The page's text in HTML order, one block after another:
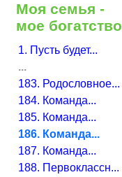
Моя семья -
мое богатство
1. Пусть будет...
...
183. Родословное...
184. Команда...
185. Команда...
186. Команда...
187. Команда...
188. Первоклассн...